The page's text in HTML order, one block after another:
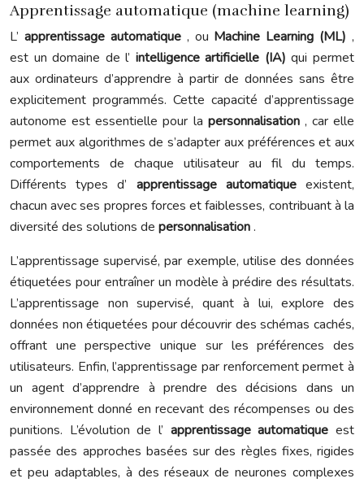
Apprentissage automatique (machine learning)
L’ apprentissage automatique , ou Machine Learning (ML) ,
est un domaine de l’ intelligence artificielle (IA)qui permet
aux ordinateurs d’apprendre à partir de données sans être
explicitement programmés. Cette capacité d’apprentissage
autonome est essentielle pour la personnalisation , car elle
permet aux algorithmes de s’adapter aux préférences et aux
comportements de chaque utilisateur au fil du temps.
Différents types d’ apprentissage automatiqueexistent,
chacun avec ses propres forces et faiblesses, contribuant à la
diversité des solutions de personnalisation.
L’apprentissage supervisé, par exemple, utilise des données
étiquetées pour entraîner un modèle à prédire des résultats.
L’apprentissage non supervisé, quant à lui, explore des
données non étiquetées pour découvrir des schémas cachés,
offrant une perspective unique sur les préférences des
utilisateurs. Enfin, l’apprentissage par renforcement permet à
un agent d’apprendre à prendre des décisions dans un
environnement donné en recevant des récompenses ou des
punitions. L’évolution de l’ apprentissage automatiqueest
passée des approches basées sur des règles fixes, rigides
et peu adaptables, à des réseaux de neurones complexes